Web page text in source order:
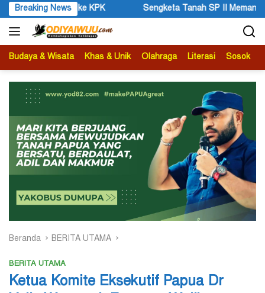
Langsung
ke
konten
Breaking News
Tanah SP II Memanas, Pengadilan Negeri Timika Tegaskan
Budaya & Wisata Khas & Unik Olahraga Literasi Sosok
Beranda BERITA UTAMA
BERITA UTAMA
Ketua Komite Eksekutif Papua Dr